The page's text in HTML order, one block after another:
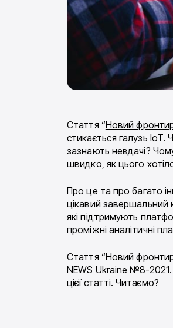
Стаття “Новий
стикається галузь IoT.
зазнають невдачі?
швидко, як цього
Про це та про багато
цікавий завершальний
які підтримують
проміжні аналітичні
Стаття “Новий
NEWS Ukraine №8-
цієї статті. Читаємо?